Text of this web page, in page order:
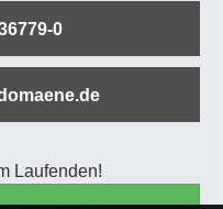
0
Laufenden!